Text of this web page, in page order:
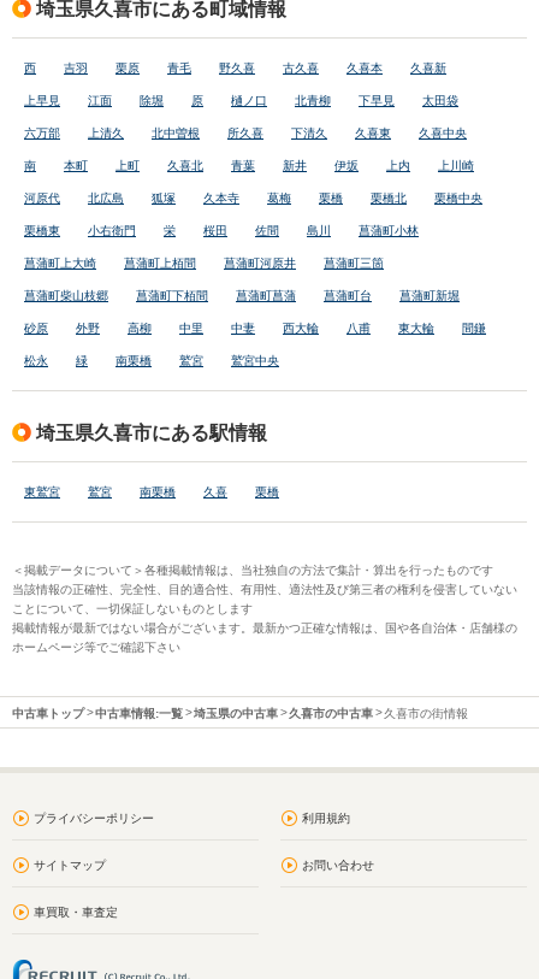
埼玉県久喜市にある町域情報
西 吉羽 栗原 青毛 野久喜 古久喜 久喜本 久喜新
上早見 江面 除堀 原 樋ノ口 北青柳 下早見 太田袋
六万部 上清久 北中曽根 所久喜 下清久 久喜東 久喜中央
南 本町 上町 久喜北 青葉 新井 伊坂 上内 上川崎
河原代 北広島 狐塚 久本寺 葛梅 栗橋 栗橋北 栗橋中央
栗橋東 小右衛門 栄 桜田 佐間 島川 菖蒲町小林
菖蒲町上大崎 菖蒲町上栢間 菖蒲町河原井 菖蒲町三箇
菖蒲町柴山枝郷 菖蒲町下栢間 菖蒲町菖蒲 菖蒲町台 菖蒲町新堀
砂原 外野 高柳 中里 中妻 西大輪 八甫 東大輪 間鎌
松永 緑 南栗橋 鷲宮 鷲宮中央
埼玉県久喜市にある駅情報
東鷲宮 鷲宮 南栗橋 久喜 栗橋
＜掲載データについて＞各種掲載情報は、当社独自の方法で集計・算出を行ったものです
当該情報の正確性、完全性、目的適合性、有用性、適法性及び第三者の権利を侵害していない
ことについて、一切保証しないものとします
掲載情報が最新ではない場合がございます。最新かつ正確な情報は、国や各自治体・店舗様の
ホームページ等でご確認下さい
中古車トップ 中古車情報:一覧 埼玉県の中古車 久喜市の中古車 久喜市の街情報
プライバシーポリシー 利用規約
サイトマップ お問い合わせ
車買取・車査定